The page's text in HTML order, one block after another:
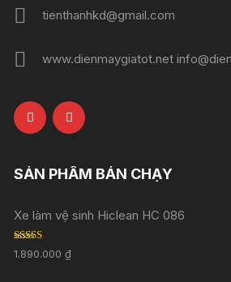
tienthanhkd@gmail.com
www.dienmaygiatot.net
SẢN PHẨM BÁN CHẠY
Xe làm vệ sinh Hiclean HC 086
Rated 5.00
out of 5
1.890.000₫